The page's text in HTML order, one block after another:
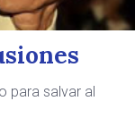
para salvar al